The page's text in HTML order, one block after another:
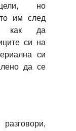
цели, но
им след
как да
си на
си
да се